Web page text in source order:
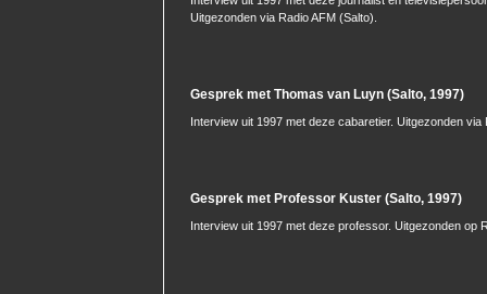
Uitgezonden via Radio AFM (Salto).
Gesprek met Thomas van Luyn (Salto, 1997)
Interview uit 1997 met deze cabaretier. Uitgezonden via
Gesprek met Professor Kuster (Salto, 1997)
Interview uit 1997 met deze professor. Uitgezonden op